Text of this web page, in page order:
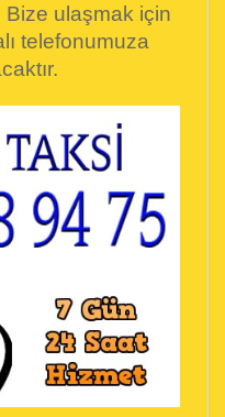
Bize ulaşmak için
telefonumuza